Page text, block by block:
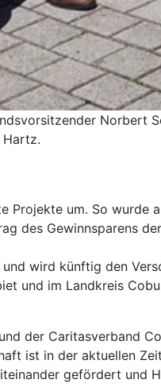
Norbert
um. So
des Gewinnsparens
wird künftig den
und im Landkreis
der Caritasverband
ist in der aktuellen
gefördert